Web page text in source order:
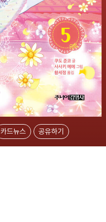
카드뉴스 공유하기